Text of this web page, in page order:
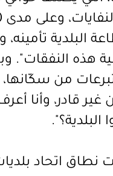
البلدية تأمينه،
هذه النفقات".
من
غير قادر، وأنا
نطاق اتحاد